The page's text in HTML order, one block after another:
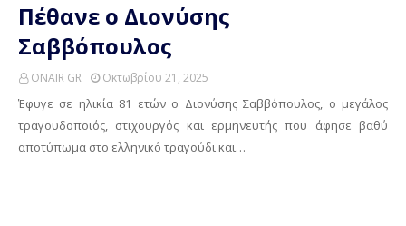
Πέθανε ο Διονύσης
Σαββόπουλος
ONAIR GR Οκτωβρίου 21, 2025
Έφυγε σε ηλικία 81 ετών ο Διονύσης Σαββόπουλος, ο μεγάλος
τραγουδοποιός, στιχουργός και ερμηνευτής που άφησε βαθύ
αποτύπωμα στο ελληνικό τραγούδι και…